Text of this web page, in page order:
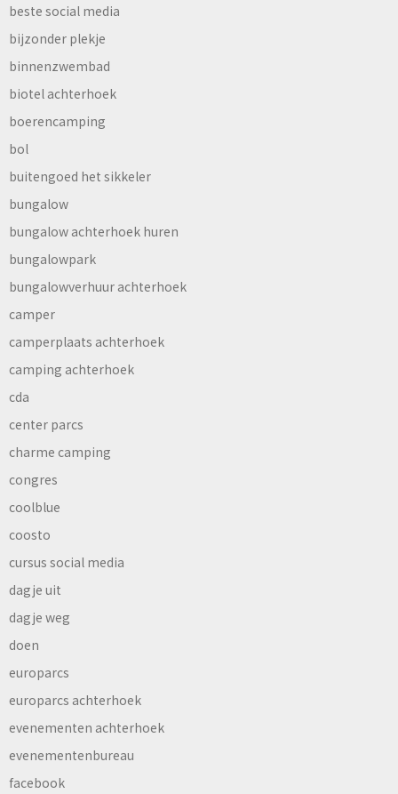
beste social media
bijzonder plekje
binnenzwembad
biotel achterhoek
boerencamping
bol
buitengoed het sikkeler
bungalow
bungalow achterhoek huren
bungalowpark
bungalowverhuur achterhoek
camper
camperplaats achterhoek
camping achterhoek
cda
center parcs
charme camping
congres
coolblue
coosto
cursus social media
dagje uit
dagje weg
doen
europarcs
europarcs achterhoek
evenementen achterhoek
evenementenbureau
facebook